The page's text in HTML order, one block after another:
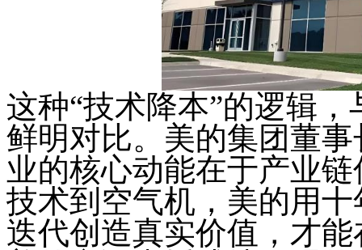
这种“技术降本”的逻辑
鲜明对比。美的集团董
业的核心动能在于产业
技术到空气机，美的用
迭代创造真实价值，才